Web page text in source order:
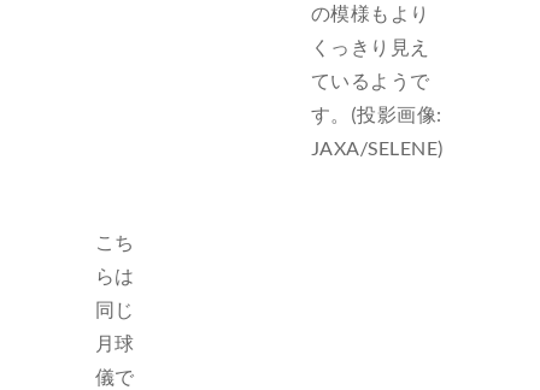
の模様もより
くっきり見え
ているようで
す。(投影画像:
JAXA/SELENE)
こち
らは
同じ
月球
儀で